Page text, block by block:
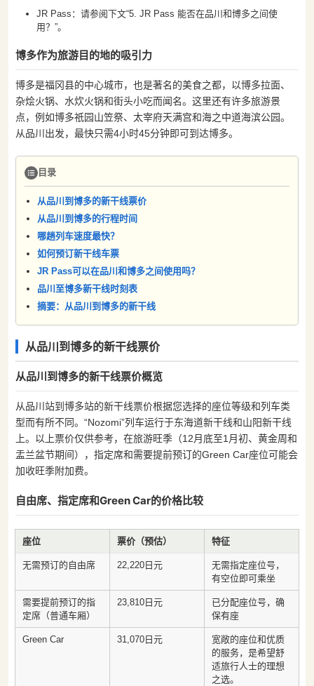
JR Pass：请参阅下文“5. JR Pass 能否在品川和博多之间使
用？”。
博多作为旅游目的地的吸引力
博多是福冈县的中心城市，也是著名的美食之都，以博多拉面、
杂烩火锅、水炊火锅和街头小吃而闻名。这里还有许多旅游景
点，例如博多祇园山笠祭、太宰府天满宫和海之中道海滨公园。
从品川出发，最快只需4小时45分钟即可到达博多。
目录
从品川到博多的新干线票价
从品川到博多的行程时间
哪趟列车速度最快？
如何预订新干线车票
JR Pass可以在品川和博多之间使用吗？
品川至博多新干线时刻表
摘要：从品川到博多的新干线
从品川到博多的新干线票价
从品川到博多的新干线票价概览
从品川站到博多站的新干线票价根据您选择的座位等级和列车类
型而有所不同。“Nozomi”列车运行于东海道新干线和山阳新干线
上。以上票价仅供参考，在旅游旺季（12月底至1月初、黄金周和
盂兰盆节期间），指定席和需要提前预订的Green Car座位可能会
加收旺季附加费。
自由席、指定席和Green Car的价格比较
座位 票价（预估） 特征
无需预订的自由席 22,220日元
无需指定座位号，
有空位即可乘坐
需要提前预订的指
定席（普通车厢）
23,810日元
已分配座位号，确
保有座
Green Car 31,070日元
宽敞的座位和优质
的服务，是希望舒
适旅行人士的理想
之选。